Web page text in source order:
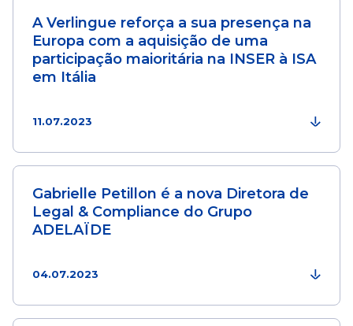
A Verlingue reforça a sua presença na
Europa com a aquisição de uma
participação maioritária na INSER à ISA
em Itália
11.07.2023
Gabrielle Petillon é a nova Diretora de
Legal & Compliance do Grupo
ADELAÏDE
04.07.2023